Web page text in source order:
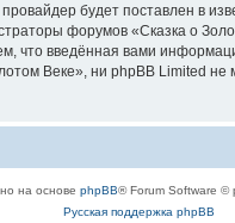
будет поставлен в
форумов «Сказка о
что введённая вами
Веке», ни phpBB Limited не
на основе phpBB® Forum Software ©
Русская поддержка phpBB